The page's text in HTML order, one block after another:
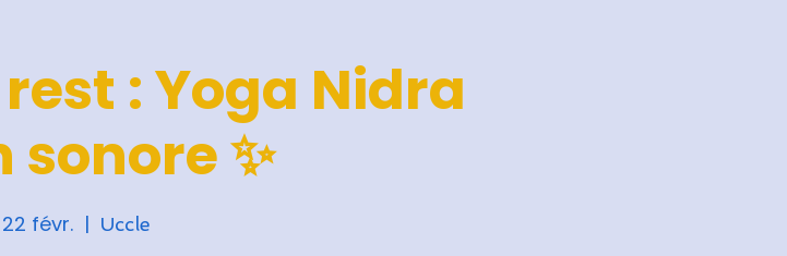
: Yoga Nidra
✨
févr.
  |
Uccle